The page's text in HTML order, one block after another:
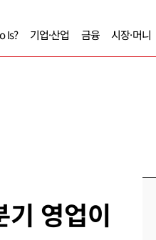
Is? 기업·산업 금융 시장·머니
영업이